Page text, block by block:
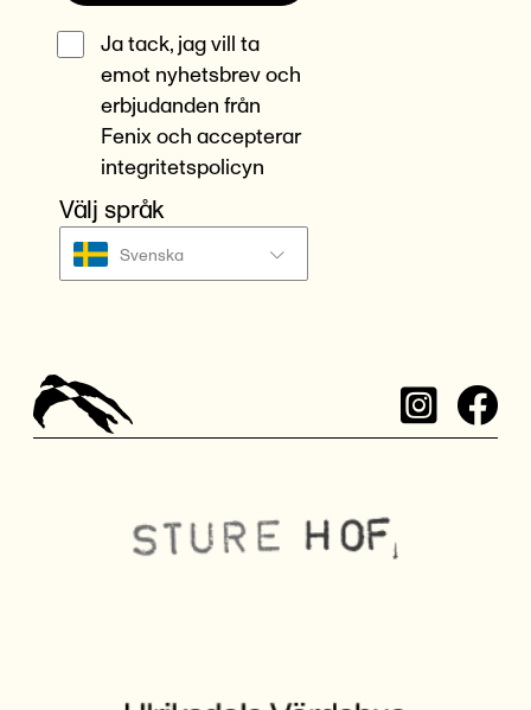
Ja tack, jag vill ta
emot nyhetsbrev och
erbjudanden från
Fenix och accepterar
integritetspolicyn
Välj språk
Svenska